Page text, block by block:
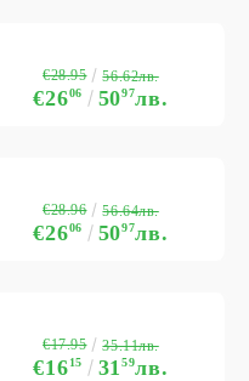
€2606 5097лв.
€28.95 56.62лв.
€2606 5097лв.
€28.96 56.64лв.
€1615 3159лв.
€17.95 35.11лв.